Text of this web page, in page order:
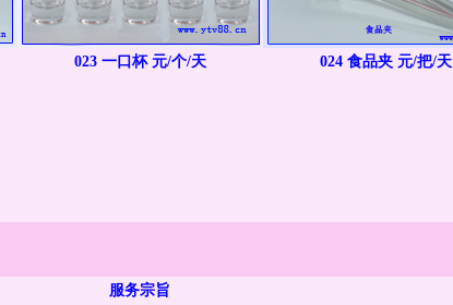
023 一口杯 元/个/天 024 食品夹 元/把/天
服务宗旨